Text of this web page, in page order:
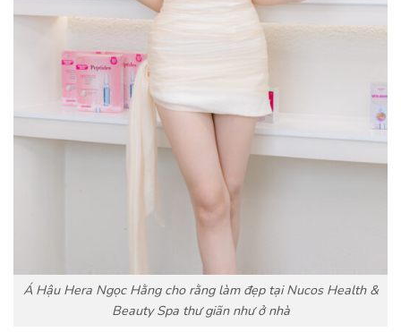
Á Hậu Hera Ngọc Hằng cho rằng làm đẹp tại Nucos Health &
Beauty Spa thư giãn như ở nhà